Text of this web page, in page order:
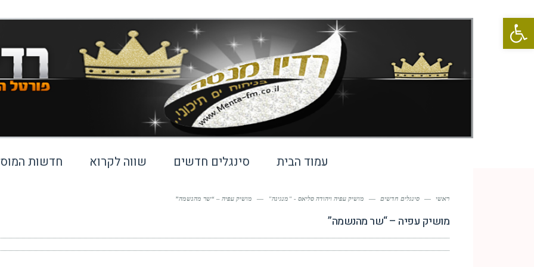
פתח סרגל נגישות
עמוד הבית סינגלים חדשים שווה לקרוא חדשות
ראשי — סינגלים חדשים — מושיק עפיה ויהודה סליאס - "מנגינה" — מושיק עפיה – “שר מהנשמה”
מושיק עפיה – “שר מהנשמה”